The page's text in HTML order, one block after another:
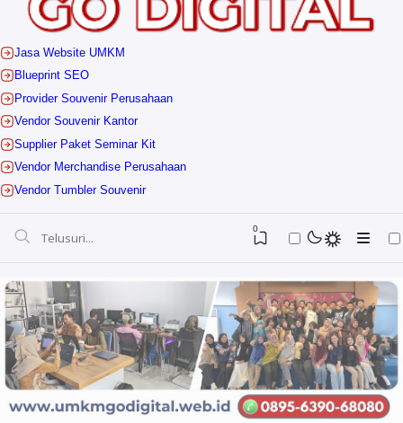
Jasa Website UMKM
Blueprint SEO
Provider Souvenir Perusahaan
Vendor Souvenir Kantor
Supplier Paket Seminar Kit
Vendor Merchandise Perusahaan
Vendor Tumbler Souvenir
0